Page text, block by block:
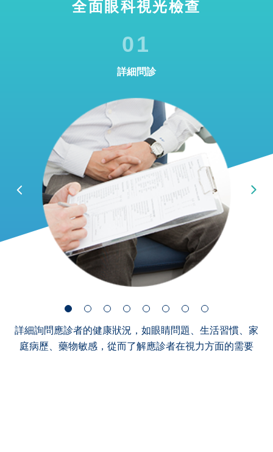
全面眼科視光檢查
01
詳細問診
詳細詢問應診者的健康狀況，如眼睛問題、生活習慣、家
庭病歷、藥物敏感，從而了解應診者在視力方面的需要